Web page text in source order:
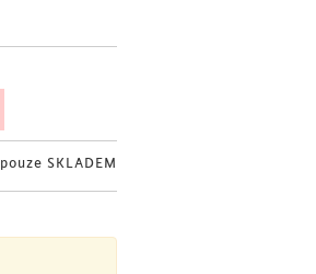
pouze SKLADEM